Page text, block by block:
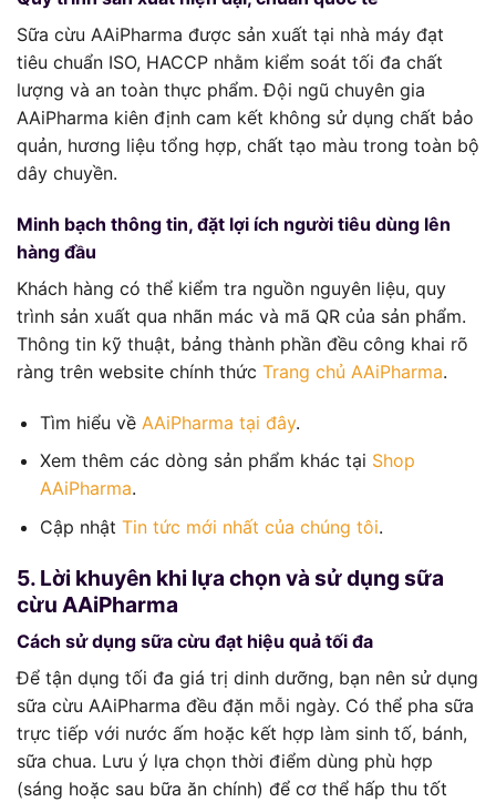
Sữa cừu AAiPharma được sản xuất tại nhà máy đạt
tiêu chuẩn ISO, HACCP nhằm kiểm soát tối đa chất
lượng và an toàn thực phẩm. Đội ngũ chuyên gia
AAiPharma kiên định cam kết không sử dụng chất bảo
quản, hương liệu tổng hợp, chất tạo màu trong toàn bộ
dây chuyền.
Minh bạch thông tin, đặt lợi ích người tiêu dùng lên
hàng đầu
Khách hàng có thể kiểm tra nguồn nguyên liệu, quy
trình sản xuất qua nhãn mác và mã QR của sản phẩm.
Thông tin kỹ thuật, bảng thành phần đều công khai rõ
ràng trên website chính thức Trang chủ AAiPharma.
Tìm hiểu về AAiPharma tại đây.
Xem thêm các dòng sản phẩm khác tại Shop
AAiPharma.
Cập nhật Tin tức mới nhất của chúng tôi.
5. Lời khuyên khi lựa chọn và sử dụng sữa
cừu AAiPharma
Cách sử dụng sữa cừu đạt hiệu quả tối đa
Để tận dụng tối đa giá trị dinh dưỡng, bạn nên sử dụng
sữa cừu AAiPharma đều đặn mỗi ngày. Có thể pha sữa
trực tiếp với nước ấm hoặc kết hợp làm sinh tố, bánh,
sữa chua. Lưu ý lựa chọn thời điểm dùng phù hợp
(sáng hoặc sau bữa ăn chính) để cơ thể hấp thu tốt